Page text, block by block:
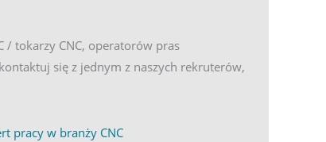
/ tokarzy CNC, operatorów pras
się z jednym z naszych rekruterów,
pracy w branży CNC